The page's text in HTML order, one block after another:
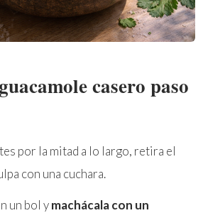
casero paso
por la mitad a lo largo, retira el
con una cuchara.
un bol ymachácala con un